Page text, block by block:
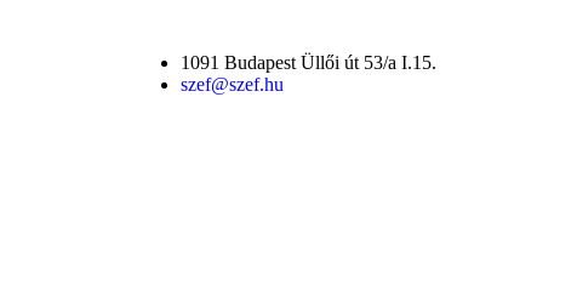
1091 Budapest Üllői út 53/a I.15.
szef@szef.hu